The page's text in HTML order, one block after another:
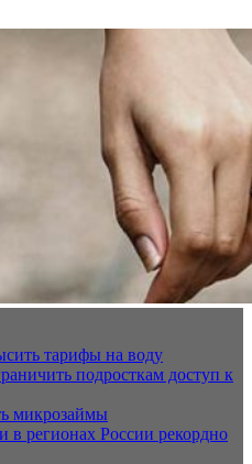
тарифы на воду
подросткам доступ к
микрозаймы
в регионах России рекордно